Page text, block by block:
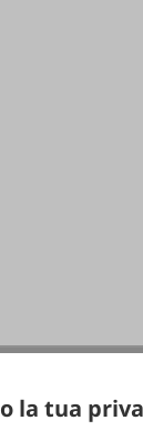
Cataloghi
la tua